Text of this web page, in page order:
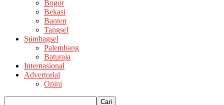
Bogor
Bekasi
Banten
Tangsel
Sumbagsel
Palembang
Baturaja
Internasional
Advertorial
Opini